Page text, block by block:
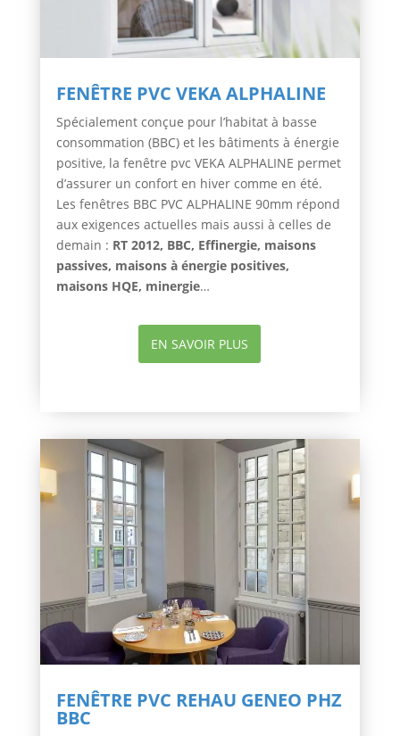
FENÊTRE PVC VEKA ALPHALINE
Spécialement conçue pour l’habitat à basse
consommation (BBC) et les bâtiments à énergie
positive, la fenêtre pvc VEKA ALPHALINE permet
d’assurer un confort en hiver comme en été.
Les fenêtres BBC PVC ALPHALINE 90mm répond
aux exigences actuelles mais aussi à celles de
demain : RT 2012, BBC, Effinergie, maisons
passives, maisons à énergie positives,
maisons HQE, minergie…
EN SAVOIR PLUS
FENÊTRE PVC REHAU GENEO PHZ
BBC